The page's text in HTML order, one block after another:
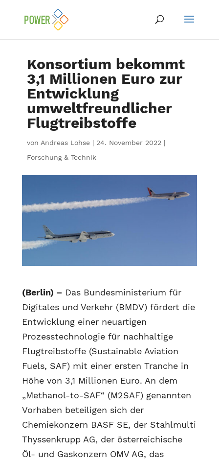
Konsortium bekommt
3,1 Millionen Euro zur
Entwicklung
umweltfreundlicher
Flugtreibstoffe
von Andreas Lohse| 24. November 2022 |
Forschung & Technik
(Berlin) – Das Bundesministerium für
Digitales und Verkehr (BMDV) fördert die
Entwicklung einer neuartigen
Prozesstechnologie für nachhaltige
Flugtreibstoffe (Sustainable Aviation
Fuels, SAF) mit einer ersten Tranche in
Höhe von 3,1 Millionen Euro. An dem
„Methanol-to-SAF“ (M2SAF) genannten
Vorhaben beteiligen sich der
Chemiekonzern BASF SE, der Stahlmulti
Thyssenkrupp AG, der österreichische
Öl- und Gaskonzern OMV AG, das